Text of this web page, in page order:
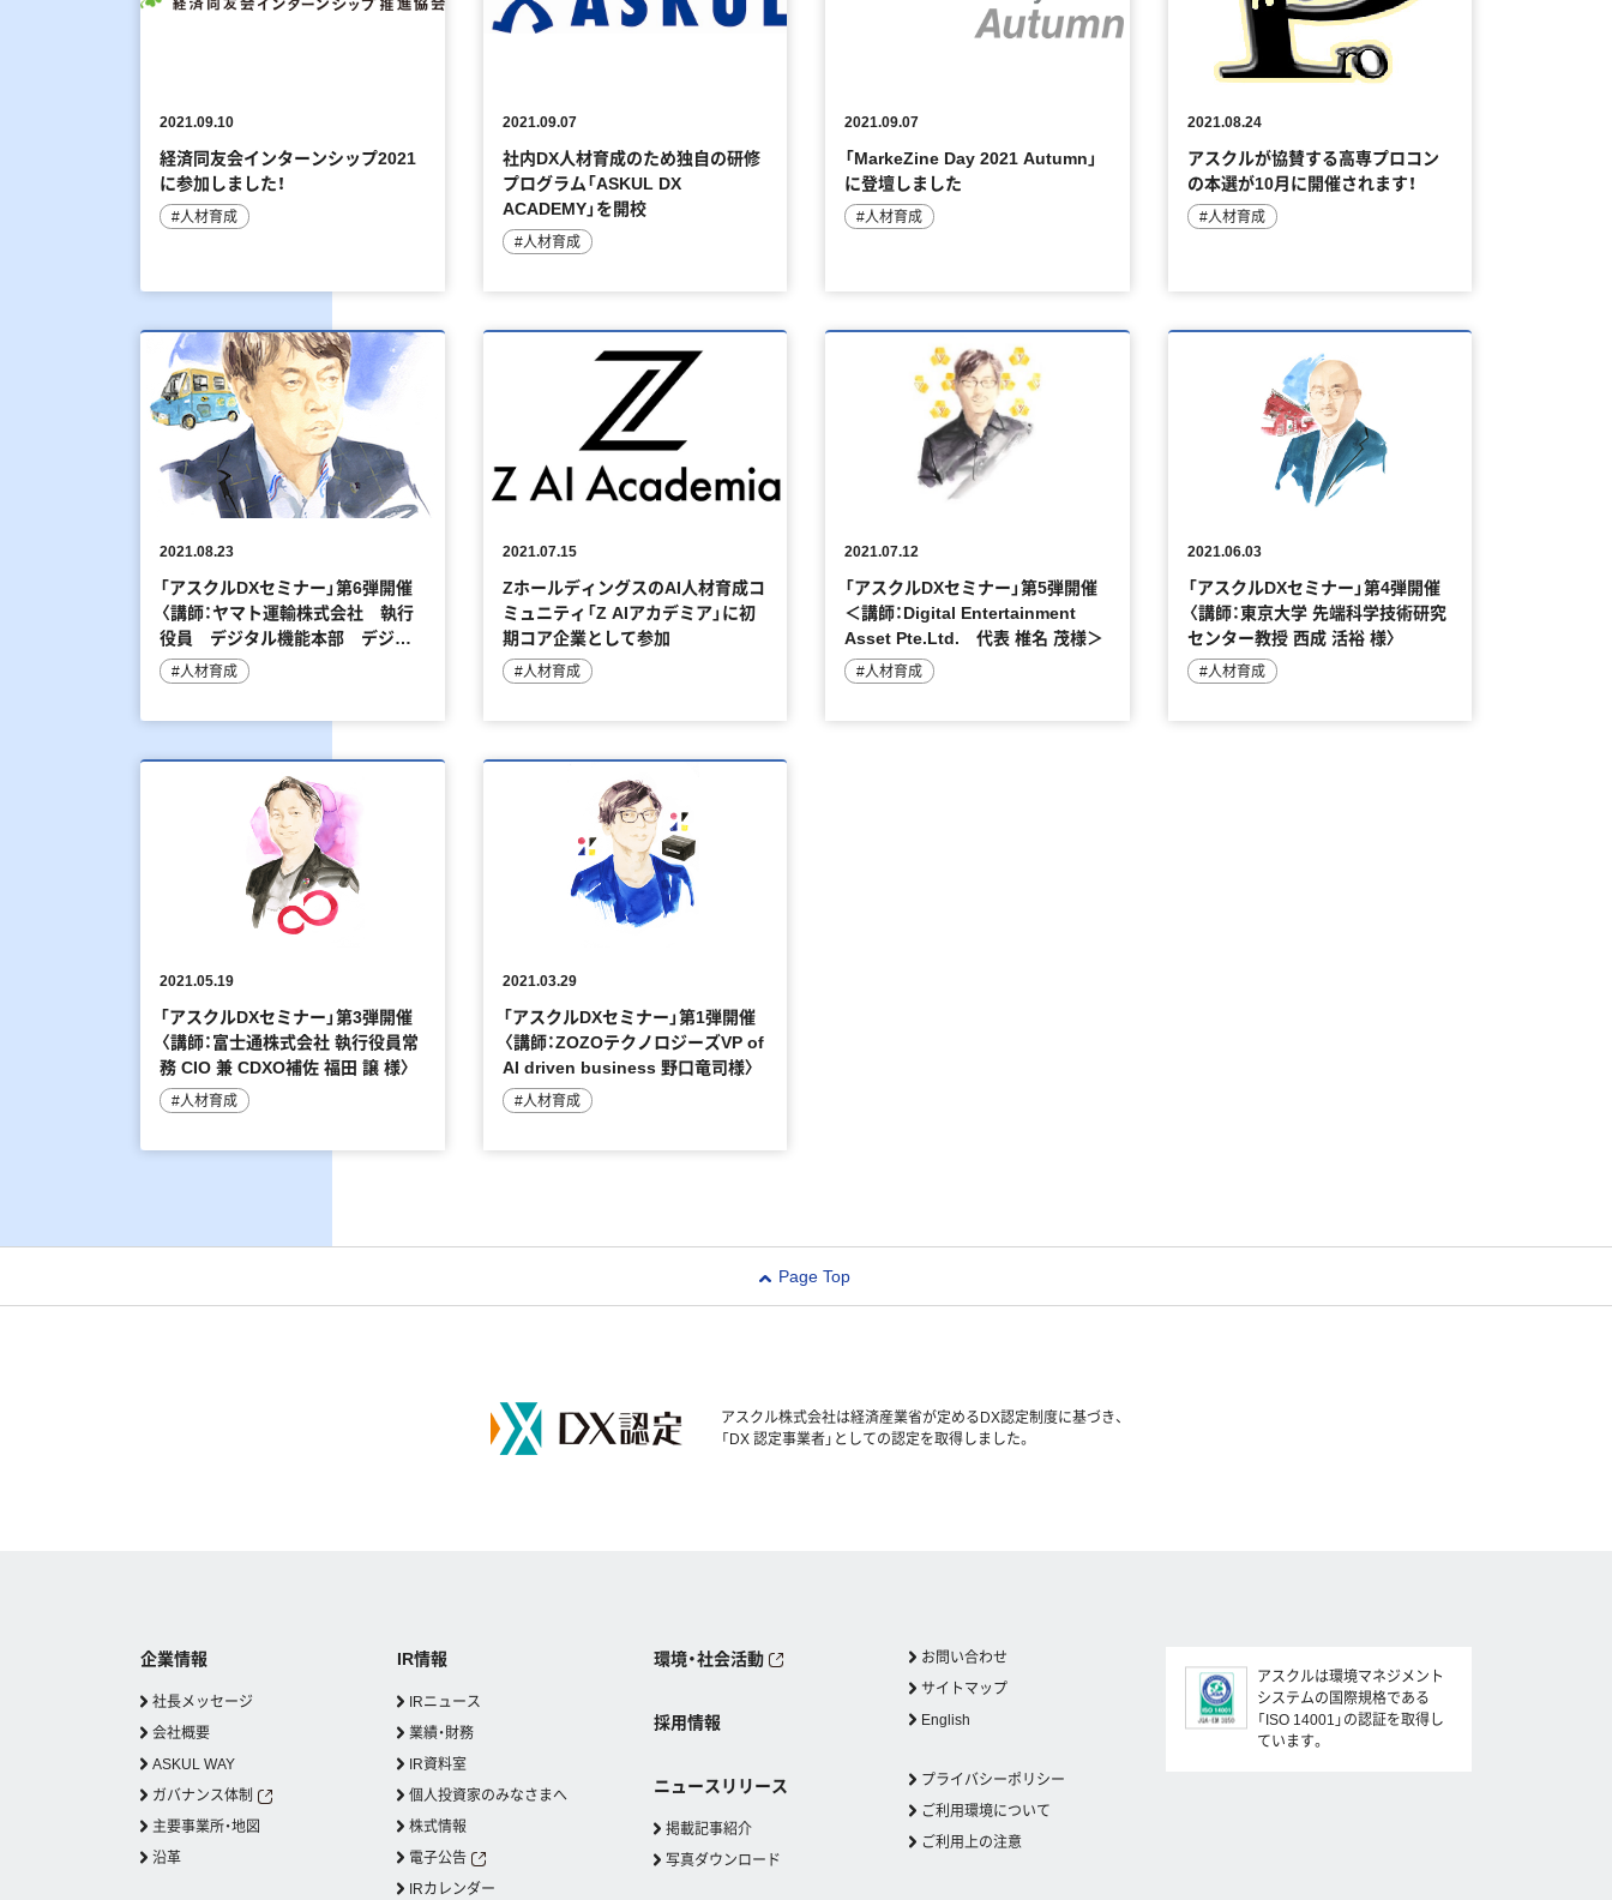
2021.09.10
経済同友会インターンシップ2021
に参加しました！
#人材育成
2021.09.07
社内DX人材育成のため独自の研修
プログラム「ASKUL DX
ACADEMY」を開校
#人材育成
2021.09.07
「MarkeZine Day 2021 Autumn」
に登壇しました
#人材育成
2021.08.24
アスクルが協賛する高専プロコン
の本選が10月に開催されます！
#人材育成
2021.08.23
「アスクルDXセミナー」第6弾開催
〈講師：ヤマト運輸株式会社 執行
役員 デジタル機能本部 デジタ
ルデータ戦略担当 中林 紀彦様〉
#人材育成
2021.07.15
ZホールディングスのAI人材育成コ
ミュニティ「Z AIアカデミア」に初
期コア企業として参加
#人材育成
2021.07.12
「アスクルDXセミナー」第5弾開催
＜講師：Digital Entertainment
Asset Pte.Ltd. 代表 椎名 茂様＞
#人材育成
2021.06.03
「アスクルDXセミナー」第4弾開催
〈講師：東京大学 先端科学技術研究
センター教授 西成 活裕 様〉
#人材育成
2021.05.19
「アスクルDXセミナー」第3弾開催
〈講師：富士通株式会社 執行役員常
務 CIO 兼 CDXO補佐 福田 譲 様〉
#人材育成
2021.03.29
「アスクルDXセミナー」第1弾開催
〈講師：ZOZOテクノロジーズVP of
AI driven business 野口竜司様〉
#人材育成
Page Top
アスクル株式会社は経済産業省が定めるDX認定制度に基づき、
「DX 認定事業者」としての認定を取得しました。
企業情報
社長メッセージ
会社概要
ASKUL WAY
ガバナンス体制
主要事業所・地図
沿革
IR情報
IRニュース
業績・財務
IR資料室
個人投資家のみなさまへ
株式情報
電子公告
IRカレンダー
環境・社会活動
採用情報
ニュースリリース
掲載記事紹介
写真ダウンロード
お問い合わせ
サイトマップ
English
プライバシーポリシー
ご利用環境について
ご利用上の注意
アスクルは環境マネジメント
システムの国際規格である
「ISO 14001」の認証を取得し
ています。